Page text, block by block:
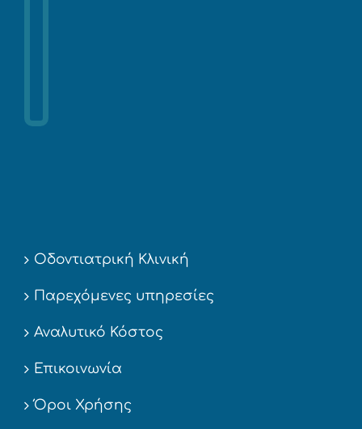
Οδοντιατρική Κλινική
Παρεχόμενες υπηρεσίες
Αναλυτικό Κόστος
Επικοινωνία
Όροι Χρήσης